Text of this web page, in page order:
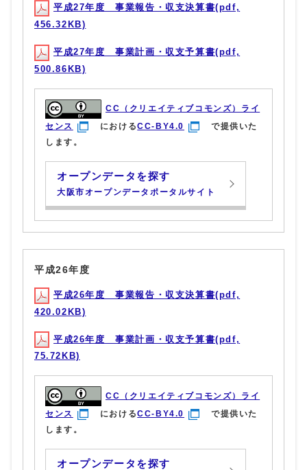
平成27年度 事業報告・収支決算書(pdf,
456.32KB)
平成27年度 事業計画・収支予算書(pdf,
500.86KB)
CC（クリエイティブコモンズ）ライ
センス
におけるCC-BY4.0
で提供いた
します。
オープンデータを探す
大阪市オープンデータポータルサイト
平成26年度
平成26年度 事業報告・収支決算書(pdf,
420.02KB)
平成26年度 事業計画・収支予算書(pdf,
75.72KB)
CC（クリエイティブコモンズ）ライ
センス
におけるCC-BY4.0
で提供いた
します。
オープンデータを探す